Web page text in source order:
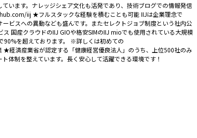
います。ナレッジシェア文化も活発であり、技術ブログでの情報発信
iij ★フルスタックな経験を積むことも可能 IIJは企業理念で
ビスへの異動なども盛んです。またセレクトジョブ制度という社内公
国産クラウドのIIJ GIOや格安SIMのIIJ mioでも使用されている大規模
90%を超えております。 ※詳しくは初めての
経済産業省が認定する「健康経営優良法人」のうち、上位500社のみ
体制を整えています。長く安心して活躍できる環境です！